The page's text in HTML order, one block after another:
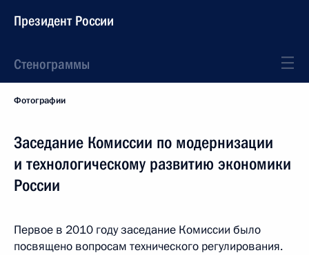
Президент России
Стенограммы
Фотографии
Заседание Комиссии по модернизации
и технологическому развитию экономики
России
Первое в 2010 году заседание Комиссии было
посвящено вопросам технического регулирования.